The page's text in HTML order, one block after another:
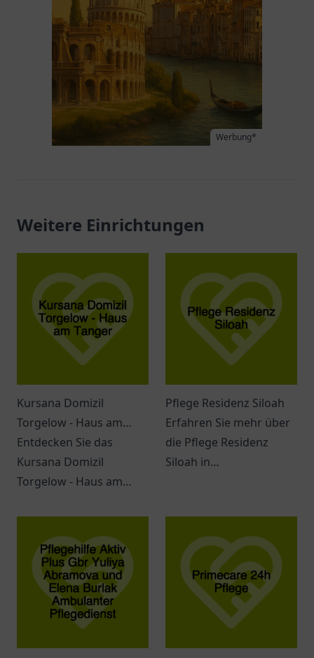
Werbung*
Weitere Einrichtungen
Kursana Domizil
Torgelow - Haus am
Tanger
Entdecken Sie das
Kursana Domizil
Torgelow - Haus am
Atmosphäre, vielfältige
Dienstleistungen und
ein engagiertes Team
erwarten Sie.
Pflege Residenz Siloah
Erfahren Sie mehr über
die Pflege Residenz
Siloah in
Möglichkeiten für
Seniorenbetreuung.